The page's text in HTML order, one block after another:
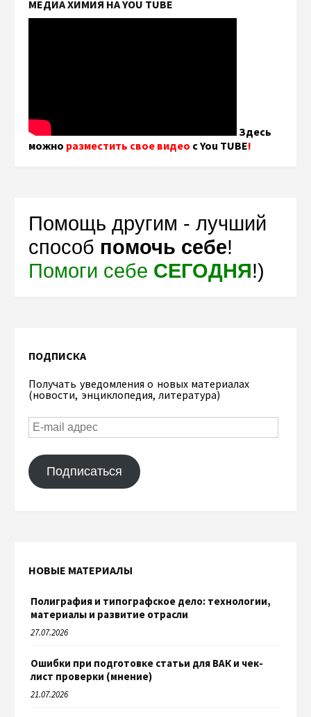
МЕДИА ХИМИЯ НА YOU TUBE
Здесь
можно разместить свое видео с You TUBE!
Помощь другим - лучший
способ помочь себе!
Помоги себе СЕГОДНЯ!)
ПОДПИСКА
Получать уведомления о новых материалах
(новости, энциклопедия, литература)
Подписаться
НОВЫЕ МАТЕРИАЛЫ
Полиграфия и типографское дело: технологии,
материалы и развитие отрасли
27.07.2026
Ошибки при подготовке статьи для ВАК и чек-
лист проверки (мнение)
21.07.2026